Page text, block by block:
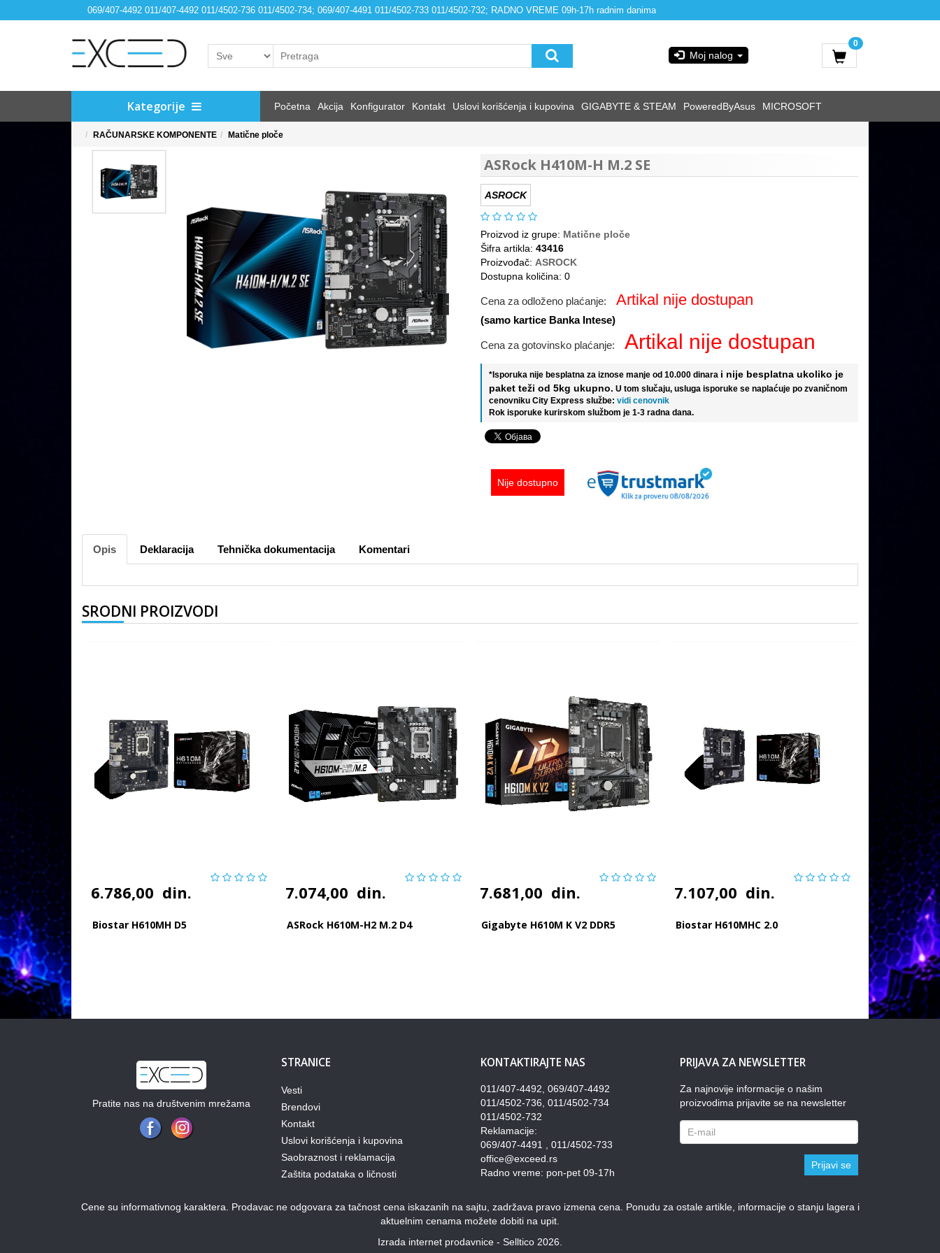
069/407-4492 011/407-4492 011/4502-736 011/4502-734; 069/407-4491 011/4502-733 011/4502-732; RADNO VREME 09h-17h radnim danima
Moj nalog
0
Kategorije Početna Akcija Konfigurator Kontakt Uslovi korišćenja i kupovina GIGABYTE & STEAM PoweredByAsus MICROSOFT
RAČUNARSKE KOMPONENTE Matične ploče
ASRock H410M-H M.2 SE
ASROCK
Proizvod iz grupe: Matične ploče
Šifra artikla: 43416
Proizvođač: ASROCK
Dostupna količina: 0
Cena za odloženo plaćanje: Artikal nije dostupan
(samo kartice Banka Intese)
Cena za gotovinsko plaćanje: Artikal nije dostupan
*Isporuka nije besplatna za iznose manje od 10.000 dinara i nije besplatna ukoliko je
paket teži od 5kg ukupno. U tom slučaju, usluga isporuke se naplaćuje po zvaničnom
cenovniku City Express službe: vidi cenovnik
Rok isporuke kurirskom službom je 1-3 radna dana.
Nije dostupno
Opis Deklaracija Tehnička dokumentacija Komentari
SRODNI PROIZVODI
6.786,00 din.
Biostar H610MH D5
7.074,00 din.
ASRock H610M-H2 M.2 D4
7.681,00 din.
Gigabyte H610M K V2 DDR5
7.107,00 din.
Biostar H610MHC 2.0
Pratite nas na društvenim mrežama
STRANICE
Vesti
Brendovi
Kontakt
Uslovi korišćenja i kupovina
Saobraznost i reklamacija
Zaštita podataka o ličnosti
KONTAKTIRAJTE NAS
011/407-4492, 069/407-4492
011/4502-736, 011/4502-734
011/4502-732
Reklamacije:
069/407-4491 , 011/4502-733
office@exceed.rs
Radno vreme: pon-pet 09-17h
PRIJAVA ZA NEWSLETTER
Za najnovije informacije o našim
proizvodima prijavite se na newsletter
Prijavi se
Cene su informativnog karaktera. Prodavac ne odgovara za tačnost cena iskazanih na sajtu, zadržava pravo izmena cena. Ponudu za ostale artikle, informacije o stanju lagera i
aktuelnim cenama možete dobiti na upit.
Izrada internet prodavnice - Selltico 2026.